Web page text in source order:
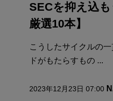
SECを抑え込
厳選10本】
こうしたサイクルの
ドがもたらすもの ...
2023年12月23日 07:00